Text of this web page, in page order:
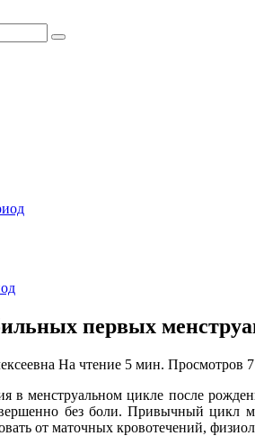
первых
На чтение 5 мин. Просмотров
в менструальном цикле после
без боли. Привычный цикл
от маточных кровотечений,